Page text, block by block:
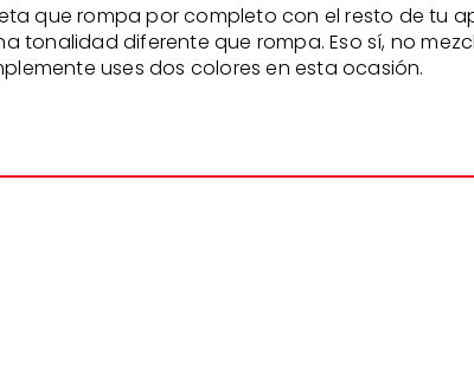
que rompa por completo con el resto de tu
diferente que rompa. Eso sí, no
uses dos colores en esta ocasión.